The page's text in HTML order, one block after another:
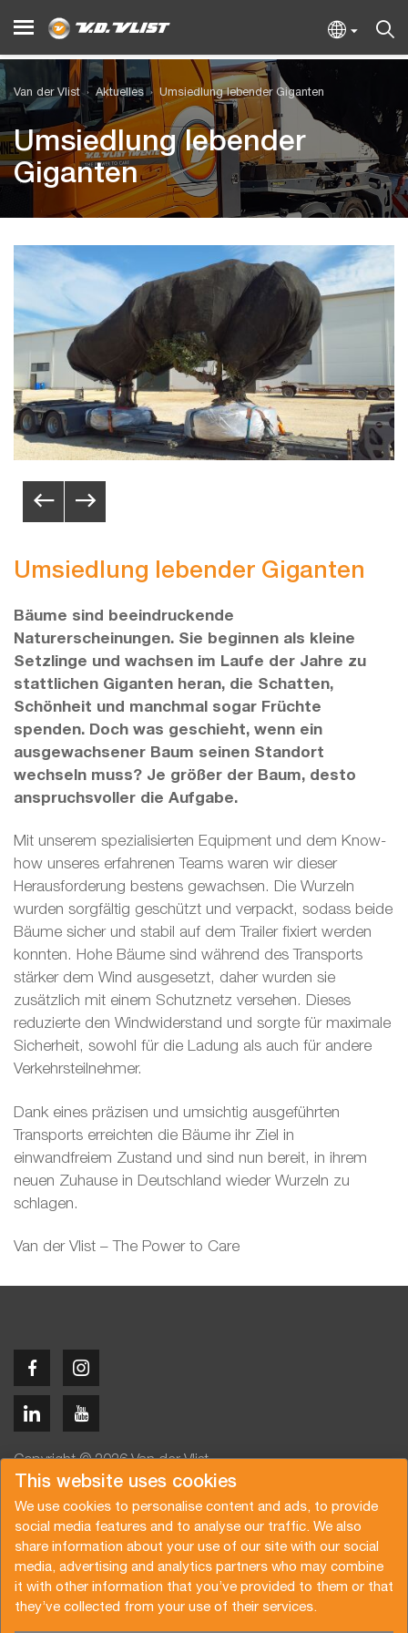
This website uses cookies
We use cookies to personalise content and ads, to provide
social media features and to analyse our traffic. We also
share information about your use of our site with our social
media, advertising and analytics partners who may combine
it with other information that you’ve provided to them or that
they’ve collected from your use of their services.
Van der Vlist Aktuelles Umsiedlung lebender Giganten
Umsiedlung lebender
Giganten
Umsiedlung lebender Giganten
Bäume sind beeindruckende
Naturerscheinungen. Sie beginnen als kleine
Setzlinge und wachsen im Laufe der Jahre zu
stattlichen Giganten heran, die Schatten,
Schönheit und manchmal sogar Früchte
spenden. Doch was geschieht, wenn ein
ausgewachsener Baum seinen Standort
wechseln muss? Je größer der Baum, desto
anspruchsvoller die Aufgabe.
Mit unserem spezialisierten Equipment und dem Know-
how unseres erfahrenen Teams waren wir dieser
Herausforderung bestens gewachsen. Die Wurzeln
wurden sorgfältig geschützt und verpackt, sodass beide
Bäume sicher und stabil auf dem Trailer fixiert werden
konnten. Hohe Bäume sind während des Transports
stärker dem Wind ausgesetzt, daher wurden sie
zusätzlich mit einem Schutznetz versehen. Dieses
reduzierte den Windwiderstand und sorgte für maximale
Sicherheit, sowohl für die Ladung als auch für andere
Verkehrsteilnehmer.
Dank eines präzisen und umsichtig ausgeführten
Transports erreichten die Bäume ihr Ziel in
einwandfreiem Zustand und sind nun bereit, in ihrem
neuen Zuhause in Deutschland wieder Wurzeln zu
schlagen.
Van der Vlist – The Power to Care
Copyright © 2026 Van der Vlist
Angebot anfragen
Newsletter abonnieren
Allgemeine Bedingungen
Datenschutzerklärung
Broschüre